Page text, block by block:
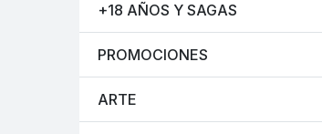
+18 AÑOS Y SAGAS
PROMOCIONES
ARTE